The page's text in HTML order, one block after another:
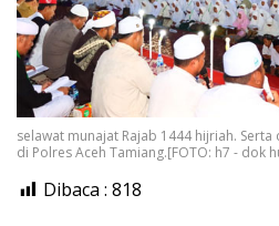
selawat munajat Rajab 1444 hijriah.
di Polres Aceh Tamiang.[FOTO: h7 - dok
Dibaca : 818